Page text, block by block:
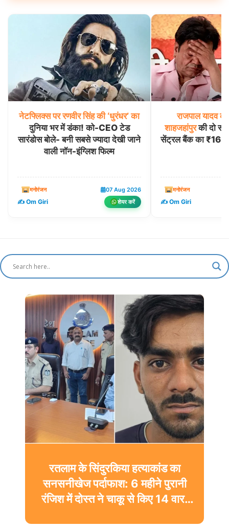
नेटफ्लिक्स पर रणवीर सिंह की ‘धुरंधर’ का
दुनिया भर में डंका! को-CEO टेड
सारंडोस बोले- बनी सबसे ज्यादा देखी जाने
वाली नॉन-इंग्लिश फिल्म
मनोरंजन 07 Aug 2026
✍️ Om Giri शेयर करें
राजपाल यादव की
शाहजहांपुरकी दो
सेंट्रल बैंक का
मनोरंजन
✍️ Om Giri
रतलाम के सिंदुरकिया हत्याकांड का
सनसनीखेज पर्दाफाश: 6 महीने पुरानी
रंजिश में दोस्त ने चाकू से किए 14 वार,